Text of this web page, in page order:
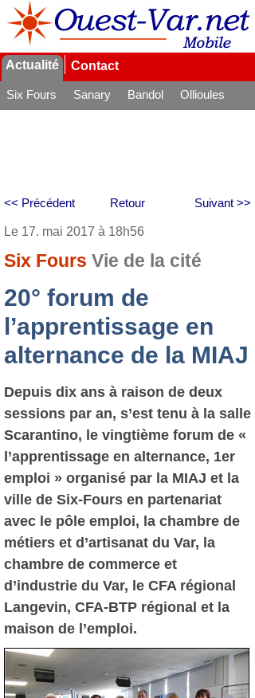
Actualité Contact
Six Fours Sanary Bandol
Ollioules
Retour
<< Précédent Suivant >>
Le 17. mai 2017 à 18h56
Six Fours Vie de la cité
20° forum de
l’apprentissage en
alternance de la MIAJ
Depuis dix ans à raison de deux
sessions par an, s’est tenu à la salle
Scarantino, le vingtième forum de «
l’apprentissage en alternance, 1er
emploi » organisé par la MIAJ et la
ville de Six-Fours en partenariat
avec le pôle emploi, la chambre de
métiers et d’artisanat du Var, la
chambre de commerce et
d’industrie du Var, le CFA régional
Langevin, CFA-BTP régional et la
maison de l’emploi.